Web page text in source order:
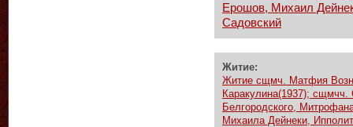
Ерошов, Михаил
Садовский
Житие:
Житие сщмч. Матфия
Каракулина(1937);
Белгородского,
Михаила Дейнеки,